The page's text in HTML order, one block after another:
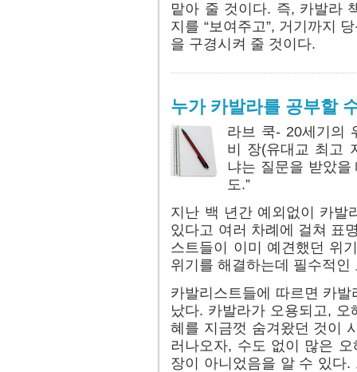
맡아 줄 것이다. 즉, 카발라
지를 “보여주고”, 거기까지
을 구경시켜 줄 것이다.
누가 카발라를 공부할
라브 쿡- 20세기의
비 장(유대교 최고
냐는 질문을 받았
도.”
지난 백 년간 예외없이 카발
있다고 여러 차례에 걸쳐 표
스트들이 이미 예견했던 위
위기를 해결하는데 필수적
카발리스트들에 따르면 카
났다. 카발라가 오용되고,
혜를 지금껏 숨겨왔던 것이
러나오자, 수도 없이 많은
장이 아니었음을 알 수 있다